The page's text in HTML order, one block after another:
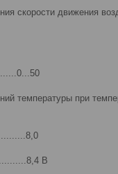
скорости движения
температуры при
В